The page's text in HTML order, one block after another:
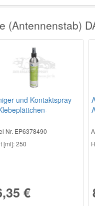
(Antennenstab)
und Kontaktspray
Nr. EP6378490
[ml]:250
€